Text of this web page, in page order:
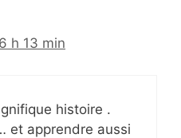
h 13 min
histoire .
et apprendre aussi